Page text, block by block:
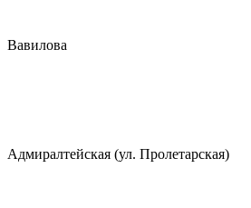
Вавилова
Адмиралтейская (ул. Пролетарская)